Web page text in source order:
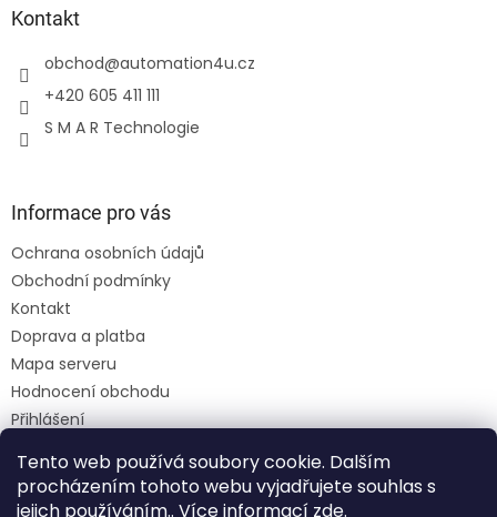
Tento web používá soubory cookie. Dalším
procházením tohoto webu vyjadřujete souhlas s
jejich používáním.. Více informací zde.
Kontakt
obchod@automation4u.cz
+420 605 411 111
S M A R Technologie
Informace pro vás
Ochrana osobních údajů
Obchodní podmínky
Kontakt
Doprava a platba
Mapa serveru
Hodnocení obchodu
Přihlášení
Moje objednávka